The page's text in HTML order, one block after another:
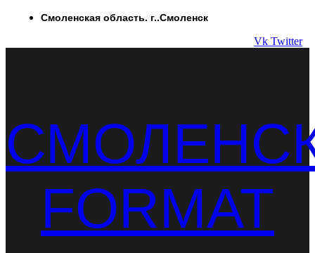
ПерейтиСмоленская область. г..Смоленск
Vk Twitter
FORMAT